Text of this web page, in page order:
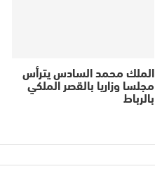
الملك محمد السادس يترأس
مجلسا وزاريا بالقصر الملكي
بالرباط